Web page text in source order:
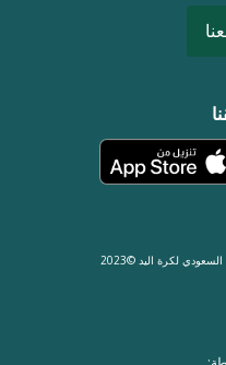
لكرة اليد ©2023